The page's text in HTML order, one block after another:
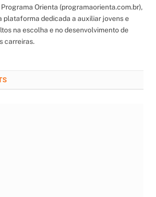
Orienta (programaorienta.com.br),
plataforma dedicada a auxiliar jovens e
na escolha e no desenvolvimento de
carreiras.